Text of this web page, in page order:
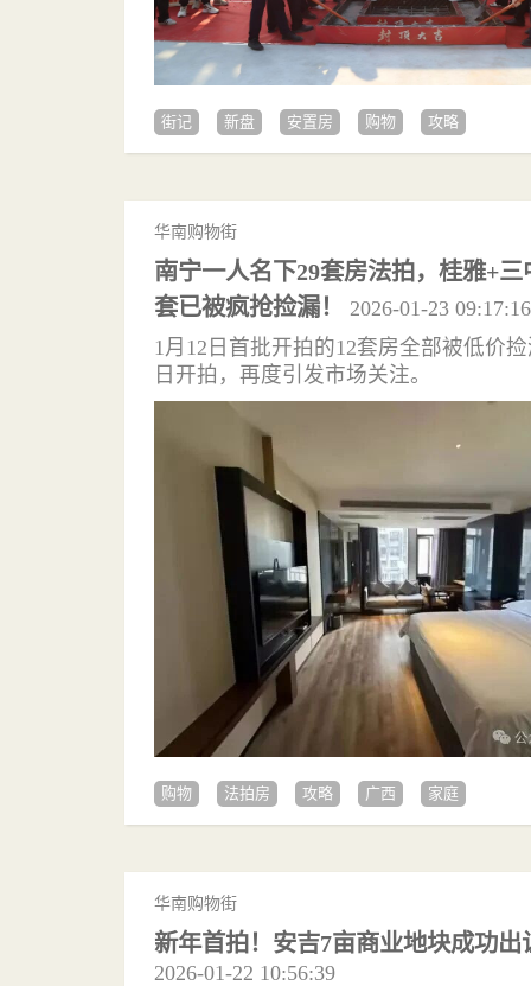
街记 新盘 安置房 购物 攻略
华南购物街
南宁一人名下29套房法拍，桂雅+
套已被疯抢捡漏！
2026-01-23 09:17:16
1月12日首批开拍的12套房全部被低价
日开拍，再度引发市场关注。
购物 法拍房 攻略 广西 家庭
华南购物街
新年首拍！安吉7亩商业地块成功
2026-01-22 10:56:39